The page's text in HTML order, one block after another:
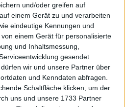
und/oder greifen auf
einem Gerät zu und verarbeiten
eindeutige Kennungen und
einem Gerät für personalisierte
und Inhaltsmessung,
gesendet
wir und unsere Partner über
und Kenndaten abfragen.
Schaltfläche klicken, um der
uns und unsere 1733 Partner
DE000A2N4H07
A2N4H0